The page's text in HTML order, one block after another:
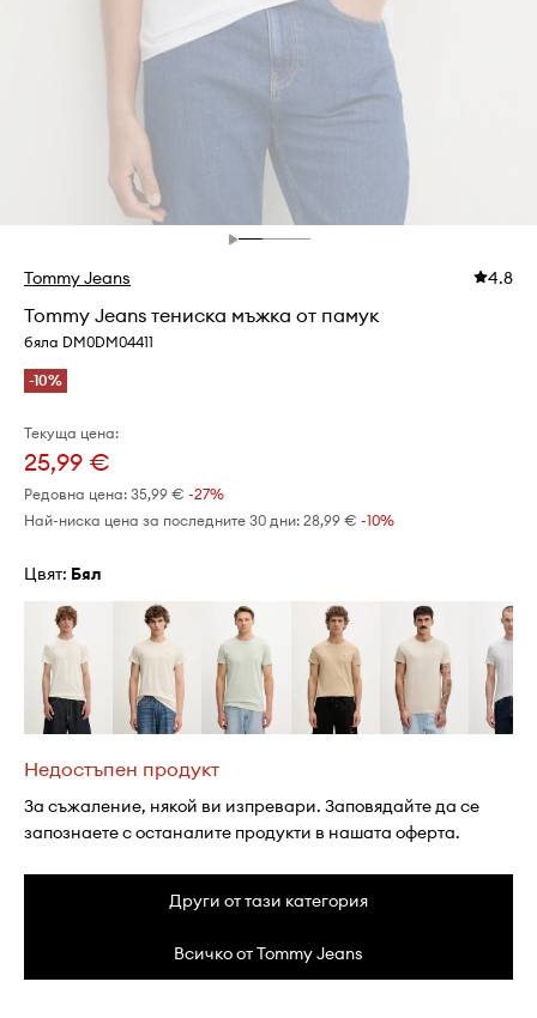
Tommy Jeans 4.8
Tommy Jeans тениска мъжка от памук
бяла DM0DM04411
-10%
Текуща цена:
25,99 €
Редовна цена: 35,99 € -27%
Най-ниска цена за последните 30 дни: 28,99 € -10%
Цвят: бял
Недостъпен продукт
За съжаление, някой ви изпревари. Заповядайте да се
запознаете с останалите продукти в нашата оферта.
Други от тази категория
Всичко от Tommy Jeans